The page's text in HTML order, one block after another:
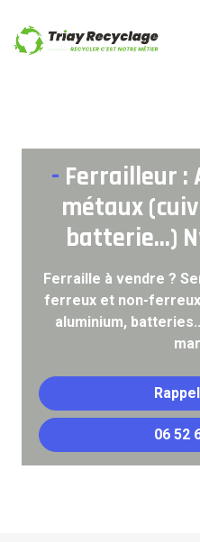
- Ferrailleur :
métaux
batterie...)
Ferraille à vendre ?
ferreux et non-
aluminium,
06 52